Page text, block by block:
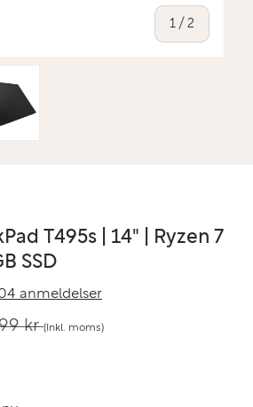
1 / af
2
T495s | 14" | Ryzen 7
SSD
anmeldelser
kr(Inkl. moms)